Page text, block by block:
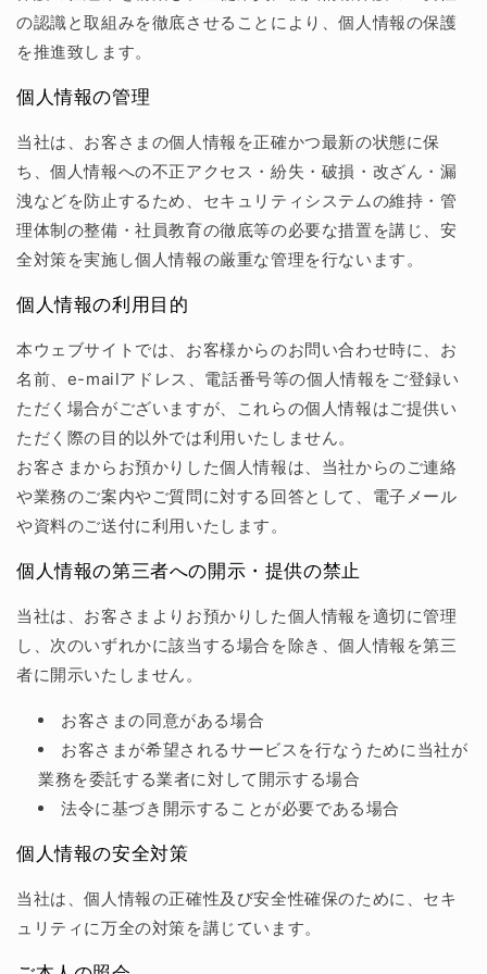
の認識と取組みを徹底させることにより、個人情報の保護
を推進致します。
個人情報の管理
当社は、お客さまの個人情報を正確かつ最新の状態に保
ち、個人情報への不正アクセス・紛失・破損・改ざん・漏
洩などを防止するため、セキュリティシステムの維持・管
理体制の整備・社員教育の徹底等の必要な措置を講じ、安
全対策を実施し個人情報の厳重な管理を行ないます。
個人情報の利用目的
本ウェブサイトでは、お客様からのお問い合わせ時に、お
名前、e-mailアドレス、電話番号等の個人情報をご登録い
ただく場合がございますが、これらの個人情報はご提供い
ただく際の目的以外では利用いたしません。
お客さまからお預かりした個人情報は、当社からのご連絡
や業務のご案内やご質問に対する回答として、電子メール
や資料のご送付に利用いたします。
個人情報の第三者への開示・提供の禁止
当社は、お客さまよりお預かりした個人情報を適切に管理
し、次のいずれかに該当する場合を除き、個人情報を第三
者に開示いたしません。
お客さまの同意がある場合
お客さまが希望されるサービスを行なうために当社が
業務を委託する業者に対して開示する場合
法令に基づき開示することが必要である場合
個人情報の安全対策
当社は、個人情報の正確性及び安全性確保のために、セキ
ュリティに万全の対策を講じています。